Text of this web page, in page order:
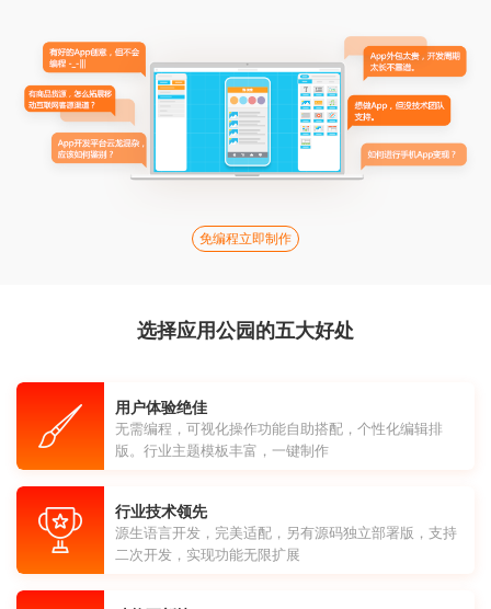
免编程立即制作
选择应用公园的五大好处
用户体验绝佳
无需编程，可视化操作功能自助搭配，个性化编辑排
版。行业主题模板丰富，一键制作
行业技术领先
源生语言开发，完美适配，另有源码独立部署版，支持
二次开发，实现功能无限扩展